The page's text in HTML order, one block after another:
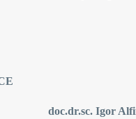
Alfirević,